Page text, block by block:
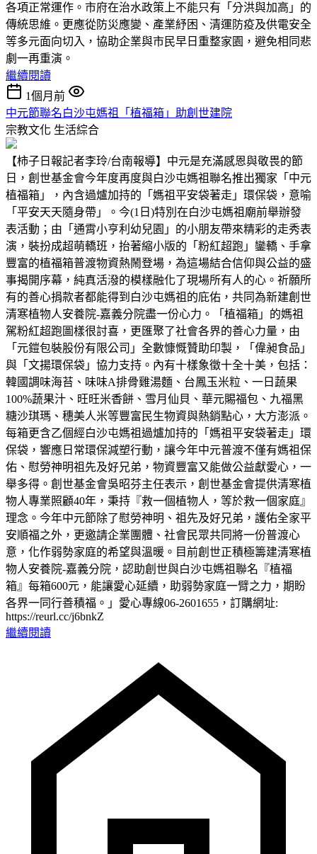
各項正常運作。市府在治水政策上不能只有「分洪與加高」的
傳統思維。更應從防災應變、產業紓困、清運防疫及供電安全
等多元面向切入，協助企業與市民早日重整家園，避免相同悲
劇一再重演。
繼續閱讀
1個月前
中元節聯名白沙屯媽祖「植福箱」助創世建院
宗教文化 生活綜合
【柿子日報記者李玲/台南報導】中元是充滿感恩與敬畏的節
日，創世基金會今年度再度與白沙屯媽祖聯名推出獨家「中元
植福箱」，內含過爐加持的「媽祖平安袋著走」環保袋，意喻
「平安天天隨身帶」。今(1日)特別在白沙屯媽祖廟前舉辦發
表活動；由「通霄小亨利幼兒園」的小朋友帶來精彩的走秀表
演，裝扮成超萌轎班，抬著縮小版的「粉紅超跑」鑾轎、手拿
豐富的植福箱普渡物資熱鬧登場，為這場結合信仰與公益的盛
事揭開序幕，純真活潑的模樣融化了現場所有人的心。祈願所
有的善心捐款者都能得到白沙屯媽祖的庇佑，共同為新建創世
清寒植物人安養院-嘉義分院盡一份心力。「植福箱」的媽祖
駕粉紅超跑圖樣很討喜，更匯聚了社會各界的善心力量，由
「元鎧包裝股份有限公司」全數慷慨贊助印製，「偉昶食品」
與「文揚環保袋」協力支持。內有十樣象徵十全十美，包括：
韓國調味海苔、味味A排骨雞湯麵、台鳳玉米粒、一日蔬果
100%蔬果汁、旺旺米香餅、雪月仙貝、華元賜福包、九福黑
糖沙琪瑪、穗美人米等豐富民生物資與熱銷點心，大方澎派。
每箱更含乙個經白沙屯媽祖過爐加持的「媽祖平安袋著走」環
保袋，響應日常環保減塑行動，讓今年中元普渡不僅有媽祖保
佑、慰勞神明祖先及好兄弟，物資豐富又能做公益獻愛心，一
舉多得。創世基金會吳昭芬主任表示，創世基金會提供清寒植
物人專業照顧40年，秉持『救一個植物人，等於救一個家庭』
理念。今年中元節除了慰勞神明、祖先及好兄弟，護佑全家平
安順福之外，更邀請企業團體、社會民眾共同將一份普渡心
意，化作弱勢家庭的希望與溫暖。目前創世正積極籌建清寒植
物人安養院-嘉義分院，認助創世與白沙屯媽祖聯名『植福
箱』每箱600元，能讓愛心延續，助弱勢家庭一臂之力，期盼
各界一同行善積福。」愛心專線06-2601655，訂購網址:
https://reurl.cc/j6bnkZ
繼續閱讀